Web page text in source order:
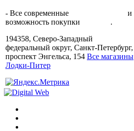
- Все современные
и
возможность покупки
.
194358, Северо-Западный
федеральный округ, Санкт-Петербург,
проспект Энгельса, 154 Все магазины
Лодки-Питер